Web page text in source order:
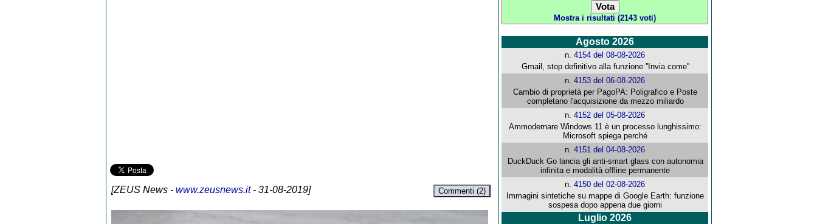
[ZEUS News- www.zeusnews.it- 31-08-2019] Commenti (2)
Mostra i risultati (2143 voti)
Agosto 2026
n.4154 del 08-08-2026
Gmail, stop definitivo alla funzione ''Invia come''
n.4153 del 06-08-2026
Cambio di proprietà per PagoPA: Poligrafico e Poste
completano l'acquisizione da mezzo miliardo
n.4152 del 05-08-2026
Ammodernare Windows 11 è un processo lunghissimo:
Microsoft spiega perché
n.4151 del 04-08-2026
DuckDuck Go lancia gli anti-smart glass con autonomia
infinita e modalità offline permanente
n.4150 del 02-08-2026
Immagini sintetiche su mappe di Google Earth: funzione
sospesa dopo appena due giorni
Luglio 2026